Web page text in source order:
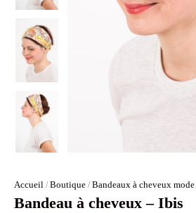
Accueil / Boutique / Bandeaux à cheveux mode
Bandeau à cheveux – Ibis